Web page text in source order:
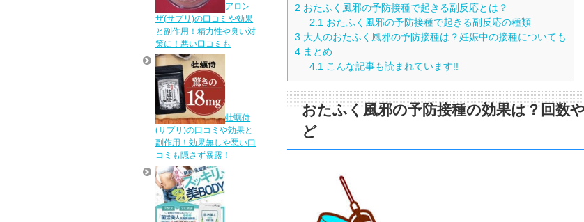
2 おたふく風邪の予防接種で起きる副反応とは？
2.1 おたふく風邪の予防接種で起きる副反応の種類
3 大人のおたふく風邪の予防接種は？妊娠中の接種についても
4 まとめ
4.1 こんな記事も読まれています!!
おたふく風邪の予防接種の効果は？回数
ど
アロン
ザ(サプリ)の口コミや効果
と副作用！精力性や臭い対
策に！悪い口コミも
牡蠣侍
(サプリ)の口コミや効果と
副作用！効果無しや悪い口
コミも隠さず暴露！